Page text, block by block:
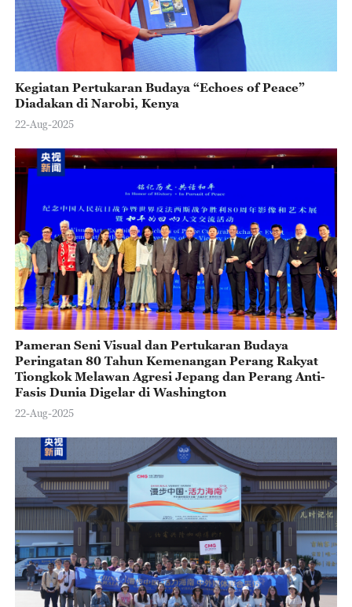
Kegiatan Pertukaran Budaya “Echoes of Peace”
Diadakan di Narobi, Kenya
22-Aug-2025
Pameran Seni Visual dan Pertukaran Budaya
Peringatan 80 Tahun Kemenangan Perang Rakyat
Tiongkok Melawan Agresi Jepang dan Perang Anti-
Fasis Dunia Digelar di Washington
22-Aug-2025